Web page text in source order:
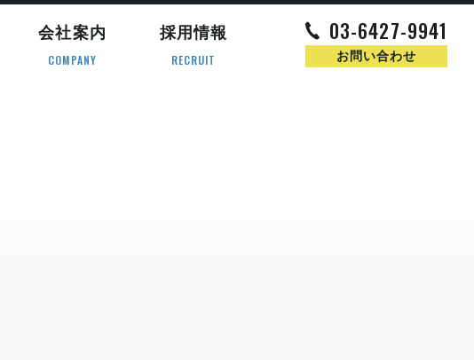
会社案内
COMPANY
採用情報
RECRUIT
03-6427-9941
お問い合わせ